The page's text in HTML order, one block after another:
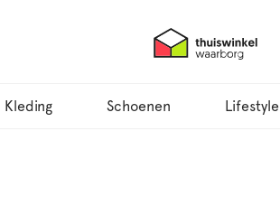
Kleding Schoenen Lifestyle